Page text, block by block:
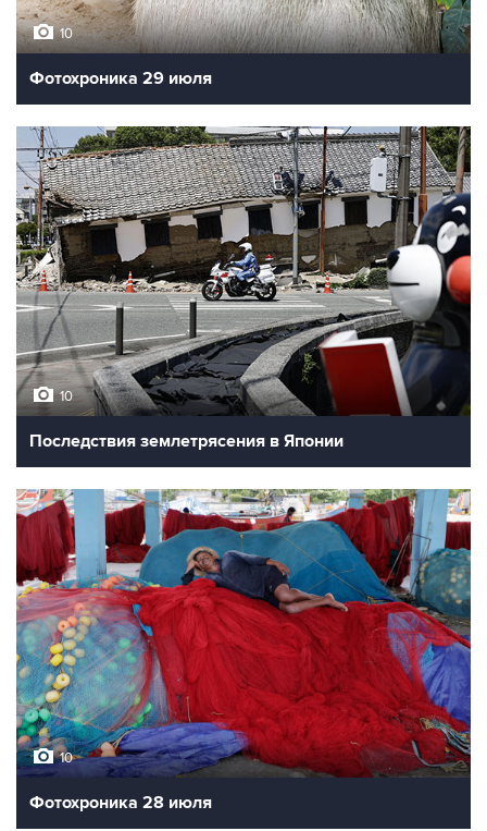
10
Фотохроника 29 июля
10
Последствия землетрясения в Японии
10
Фотохроника 28 июля